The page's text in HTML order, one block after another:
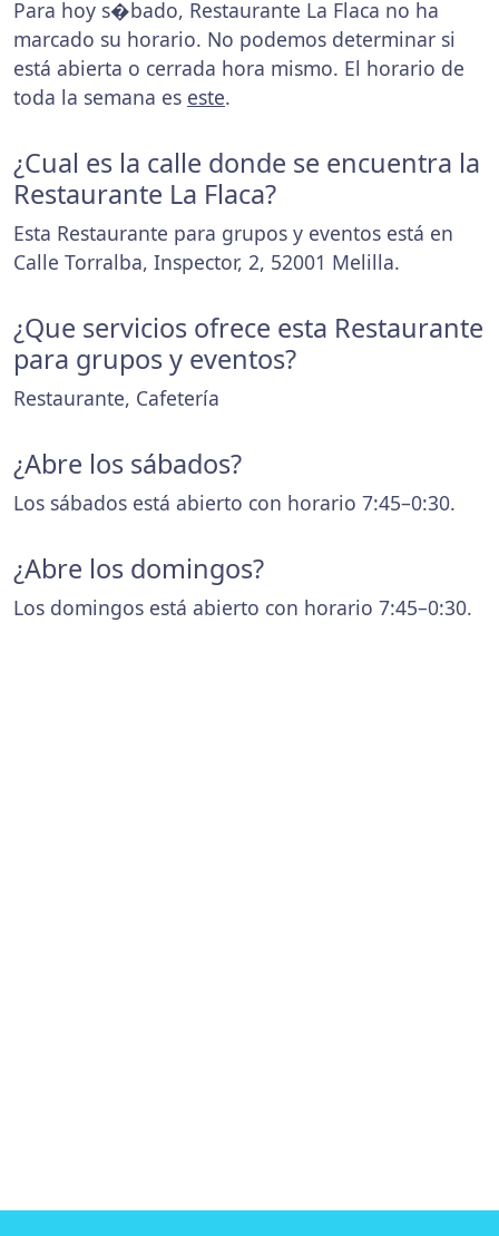
Para hoy s�bado, Restaurante La Flaca no ha
marcado su horario. No podemos determinar si
está abierta o cerrada hora mismo. El horario de
toda la semana es este.
¿Cual es la calle donde se encuentra la
Restaurante La Flaca?
Esta Restaurante para grupos y eventos está en
Calle Torralba, Inspector, 2, 52001 Melilla.
¿Que servicios ofrece esta Restaurante
para grupos y eventos?
Restaurante, Cafetería
¿Abre los sábados?
Los sábados está abierto con horario 7:45–0:30.
¿Abre los domingos?
Los domingos está abierto con horario 7:45–0:30.